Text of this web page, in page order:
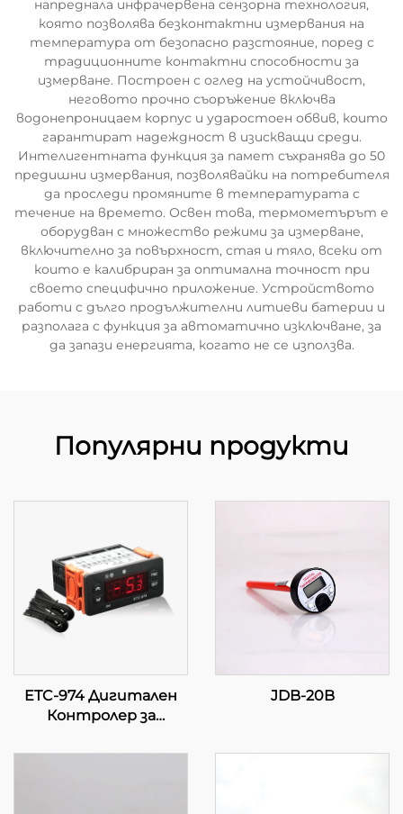
напреднала инфрачервена сензорна технология,
която позволява безконтактни измервания на
температура от безопасно разстояние, поред с
традиционните контактни способности за
измерване. Построен с оглед на устойчивост,
неговото прочно съоръжение включва
водонепроницаем корпус и ударостоен обвив, които
гарантират надеждност в изискващи среди.
Интелигентната функция за памет съхранява до 50
предишни измервания, позволявайки на потребителя
да проследи промяните в температурата с
течение на времето. Освен това, термометърът е
оборудван с множество режими за измерване,
включително за повърхност, стая и тяло, всеки от
които е калибриран за оптимална точност при
своето специфично приложение. Устройството
работи с дълго продължителни литиеви батерии и
разполага с функция за автоматично изключване, за
да запази енергията, когато не се използва.
Популярни продукти
ETC-974 Дигитален
Контролер за
Високопроизводителен,
JDB-20B